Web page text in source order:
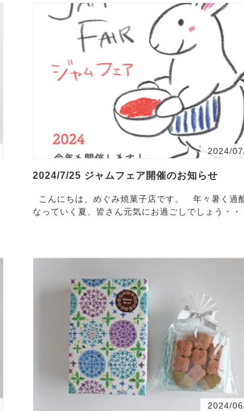
2024/
2024/7/25 ジャムフェア開催のお知らせ
こんにちは、めぐみ焼菓子店です。 年々暑く過
なっていく夏、皆さん元気にお過ごしでしょう・・
2024/